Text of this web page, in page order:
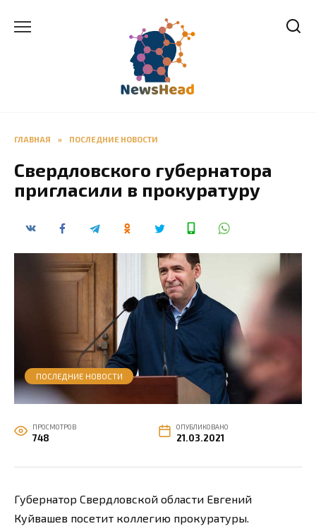
ГЛАВНАЯ » ПОСЛЕДНИЕ НОВОСТИ
Свердловского губернатора
пригласили в прокуратуру
ПОСЛЕДНИЕ НОВОСТИ
ПРОСМОТРОВ
748
ОПУБЛИКОВАНО
21.03.2021
Губернатор Свердловской области Евгений
Куйвашев посетит коллегию прокуратуры.